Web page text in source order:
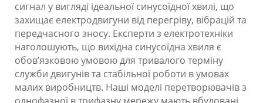
сигнал у вигляді ідеальної синусоїдної хвилі, що
захищає електродвигуни від перегріву, вібрацій та
передчасного зносу. Експерти з електротехніки
наголошують, що вихідна синусоїдна хвиля є
обов’язковою умовою для тривалого терміну
служби двигунів та стабільної роботи в умовах
малих виробництв. Наші моделі перетворювачів з